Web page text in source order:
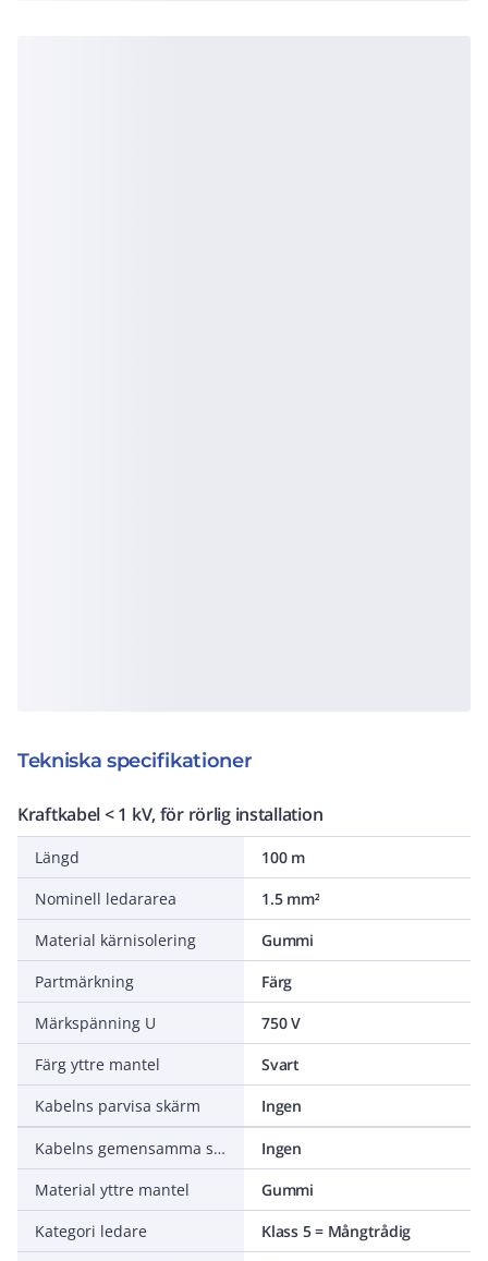
Tekniska specifikationer
Kraftkabel < 1 kV, för rörlig installation
Längd
100 m
Nominell ledararea
1.5 mm²
Material kärnisolering
Gummi
Partmärkning
Färg
Märkspänning U
750 V
Färg yttre mantel
Svart
Kabelns parvisa skärm
Ingen
Kabelns gemensamma skärm
Ingen
Material yttre mantel
Gummi
Kategori ledare
Klass 5 = Mångtrådig